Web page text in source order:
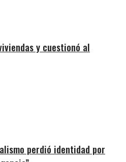
y cuestionó al
perdió identidad por